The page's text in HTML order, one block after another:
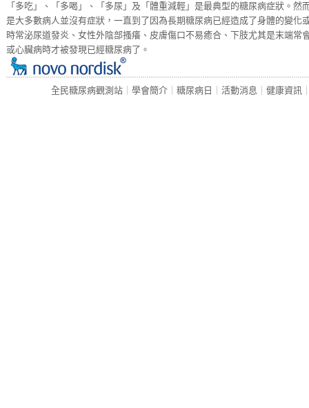
「 多吃」、「 多喝 」、「 多尿 」及「 體重減輕」是最典型的糖尿病症狀。然
是大多數病人並沒有症狀，一直到了因為長期糖尿病已經造成了身體的變化
時常泌尿道發炎、女性外陰部搔癢、皮膚傷口不易癒合、下肢尤其是末端
或心臟病時才被發現已經糖尿病了。
全民糖尿病觀測站｜ 學會簡介｜ 糖尿病日 活動消息 健康資訊